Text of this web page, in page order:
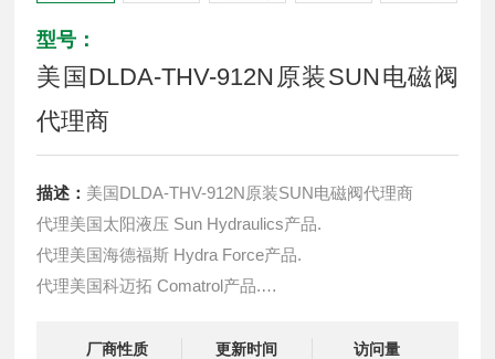
型号：
美国DLDA-THV-912N原装SUN电磁阀
代理商
描述： 美国DLDA-THV-912N原装SUN电磁阀代理商
代理美国太阳液压 Sun Hydraulics产品.
代理美国海德福斯 Hydra Force产品.
代理美国科迈拓 Comatrol产品.
提供油路系统设计,油路块设计,阀块设计与选型
厂商性质
更新时间
访问量